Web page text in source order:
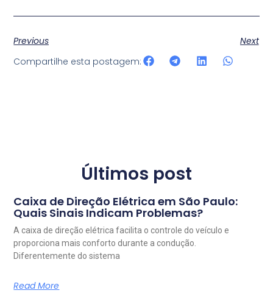
Previous
Next
Compartilhe esta postagem:
Últimos post
Caixa de Direção Elétrica em São Paulo:
Quais Sinais Indicam Problemas?
A caixa de direção elétrica facilita o controle do veículo e
proporciona mais conforto durante a condução.
Diferentemente do sistema
Read More